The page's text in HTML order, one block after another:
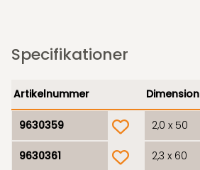
Specifikationer
Artikelnummer Dimension
9630359 product.wishlist2,0 x 50
9630361 product.wishlist2,3 x 60